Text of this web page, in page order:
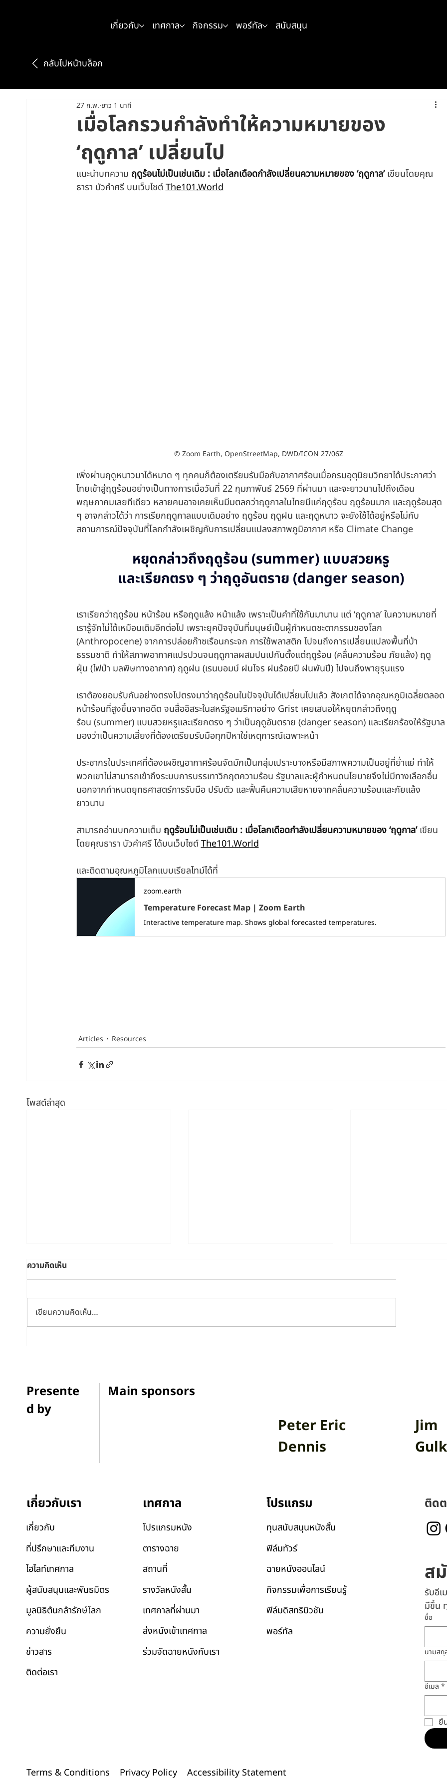
เกี่ยวกับ เทศกาล กิจกรรม พอร์ทัล สนับสนุน
กลับไปหน้าบล็อก
เมื่อโลกรวนกำลังทำให้ความหมายของ
‘ฤดูกาล’ เปลี่ยนไป
27 ก.พ. ยาว 1 นาที
แนะนำบทความ ฤดูร้อนไม่เป็นเช่นเดิม : เมื่อโลกเดือดกำลังเปลี่ยนความหมายของ ‘ฤดูกาล’ เขียนโดยคุณ
ธารา บัวคำศรี บนเว็บไซต์ The101.World
© Zoom Earth, OpenStreetMap, DWD/ICON 27/06Z
เพิ่งผ่านฤดูหนาวมาได้หมาด ๆ ทุกคนก็ต้องเตรียมรับมือกับอากาศร้อนเมื่อกรมอุตุนิยมวิทยาได้ประกาศว่า
ไทยเข้าสู่ฤดูร้อนอย่างเป็นทางการเมื่อวันที่ 22 กุมภาพันธ์ 2569 ที่ผ่านมา และจะยาวนานไปถึงเดือน
พฤษภาคมเลยทีเดียว หลายคนอาจเคยเห็นมีมตลกว่าฤดูกาลในไทยมีแค่ฤดูร้อน ฤดูร้อนมาก และฤดูร้อนสุด
ๆ อาจกล่าวได้ว่า การเรียกฤดูกาลแบบเดิมอย่าง ฤดูร้อน ฤดูฝน และฤดูหนาว จะยังใช้ได้อยู่หรือไม่กับ
สถานการณ์ปัจจุบันที่โลกกำลังเผชิญกับการเปลี่ยนแปลงสภาพภูมิอากาศ หรือ Climate Change
หยุดกล่าวถึงฤดูร้อน (summer) แบบสวยหรู
และเรียกตรง ๆ ว่าฤดูอันตราย (danger season)
เราเรียกว่าฤดูร้อน หน้าร้อน หรือฤดูแล้ง หน้าแล้ง เพราะเป็นคำที่ใช้กันมานาน แต่ ‘ฤดูกาล’ ในความหมายที่
เรารู้จักไม่ได้เหมือนเดิมอีกต่อไป เพราะยุคปัจจุบันที่มนุษย์เป็นผู้กำหนดชะตากรรมของโลก
(Anthropocene) จากการปล่อยก๊าซเรือนกระจก การใช้พลาสติก ไปจนถึงการเปลี่ยนแปลงพื้นที่ป่า
ธรรมชาติ ทำให้สภาพอากาศแปรปวนจนฤดูกาลผสมปนเปกันตั้งแต่ฤดูร้อน (คลื่นความร้อน ภัยแล้ง) ฤดู
ฝุ่น (ไฟป่า มลพิษทางอากาศ) ฤดูฝน (เรนบอมบ์ ฝนโจร ฝนร้อยปี ฝนพันปี) ไปจนถึงพายุรุนแรง
เราต้องยอมรับกันอย่างตรงไปตรงมาว่าฤดูร้อนในปัจจุบันได้เปลี่ยนไปแล้ว สังเกตได้จากอุณหภูมิเฉลี่ยตลอด
หน้าร้อนที่สูงขึ้นจากอดีต จนสื่ออิสระในสหรัฐอเมริกาอย่าง Grist เคยเสนอให้หยุดกล่าวถึงฤดู
ร้อน (summer) แบบสวยหรูและเรียกตรง ๆ ว่าเป็นฤดูอันตราย (danger season) และเรียกร้องให้รัฐบาล
มองว่าเป็นความเสี่ยงที่ต้องเตรียมรับมือทุกปีหาใช่เหตุการณ์เฉพาะหน้า
ประชากรในประเทศที่ต้องเผชิญอากาศร้อนจัดมักเป็นกลุ่มเปราะบางหรือมีสภาพความเป็นอยู่ที่ย่ำแย่ ทำให้
พวกเขาไม่สามารถเข้าถึงระบบการบรรเทาวิกฤตความร้อน รัฐบาลและผู้กำหนดนโยบายจึงไม่มีทางเลือกอื่น
นอกจากกำหนดยุทธศาสตร์การรับมือ ปรับตัว และฟื้นคืนความเสียหายจากคลื่นความร้อนและภัยแล้ง
ยาวนาน
สามารถอ่านบทความเต็ม ฤดูร้อนไม่เป็นเช่นเดิม : เมื่อโลกเดือดกำลังเปลี่ยนความหมายของ ‘ฤดูกาล’ เขียน
โดยคุณธารา บัวคำศรี ได้บนเว็บไซต์ The101.World
และติดตามอุณหภูมิโลกแบบเรียลไทม์ได้ที่
zoom.earth
Temperature Forecast Map | Zoom Earth
Interactive temperature map. Shows global forecasted temperatures.
Articles Resources
โพสต์ล่าสุด
ความคิดเห็น
เขียนความคิดเห็น…
Presente
d by
Main sponsors
Peter Eric
Dennis
Jim
ติด
ส
รับอีเ
มีขึ้น
ชื่อ
นามสกุ
อีเมล *
ยื
Terms & Conditions Privacy Policy Accessibility Statement
เกี่ยวกับเรา
เกี่ยวกับ
ที่ปรึกษาและทีมงาน
ไฮไลท์เทศกาล
ผู้สนับสนุนและพันธมิตร
มูลนิธิต้นกล้ารักษ์โลก
ความยั่งยืน
ข่าวสาร
ติดต่อเรา
เทศกาล
โปรแกรมหนัง
ตารางฉาย
สถานที่
รางวัลหนังสั้น
เทศกาลที่ผ่านมา
ส่งหนังเข้าเทศกาล
ร่วมจัดฉายหนังกับเรา
โปรแกรม
ทุนสนับสนุนหนังสั้น
ฟิล์มทัวร์
ฉายหนังออนไลน์
กิจกรรมเพื่อการเรียนรู้
ฟิล์มดิสทริบิวชัน
พอร์ทัล